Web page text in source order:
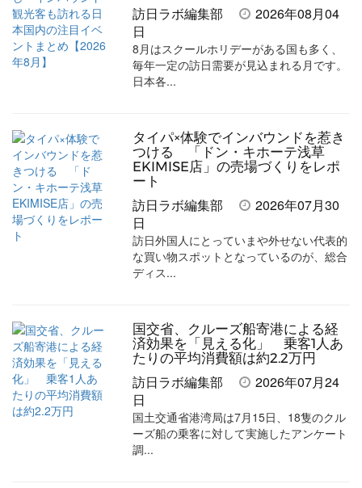
訪日ラボ編集部
2026年08月04
日
8月はスクールホリデーがある国も多く、
毎年一定の訪日需要が見込まれる月です。
日本各...
タイパ×体験でインバウンドを惹き
つける 「ドン・キホーテ浅草
EKIMISE店」の売場づくりをレポ
ート
訪日ラボ編集部
2026年07月30
日
訪日外国人にとっていまや外せない代表的
な買い物スポットとなっているのが、総合
ディス...
国交省、クルーズ船寄港による経
済効果を「見える化」 乗客1人あ
たりの平均消費額は約2.2万円
訪日ラボ編集部
2026年07月24
日
国土交通省港湾局は7月15日、18隻のクル
ーズ船の乗客に対して実施したアンケート
調...